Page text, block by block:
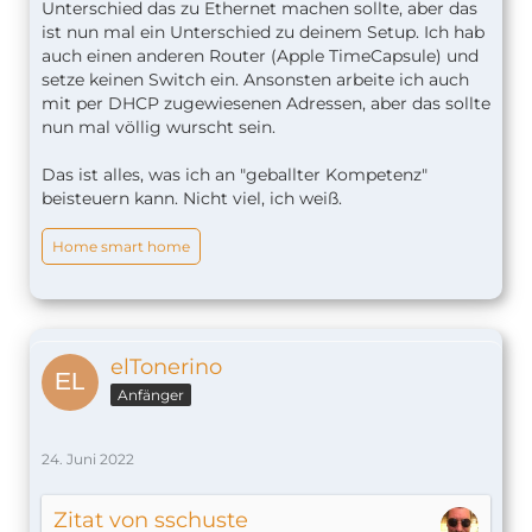
Unterschied das zu Ethernet machen sollte, aber das
ist nun mal ein Unterschied zu deinem Setup. Ich hab
auch einen anderen Router (Apple TimeCapsule) und
setze keinen Switch ein. Ansonsten arbeite ich auch
mit per DHCP zugewiesenen Adressen, aber das sollte
nun mal völlig wurscht sein.
Das ist alles, was ich an "geballter Kompetenz"
beisteuern kann. Nicht viel, ich weiß.
Home smart home
elTonerino
Anfänger
24. Juni 2022
Zitat von sschuste